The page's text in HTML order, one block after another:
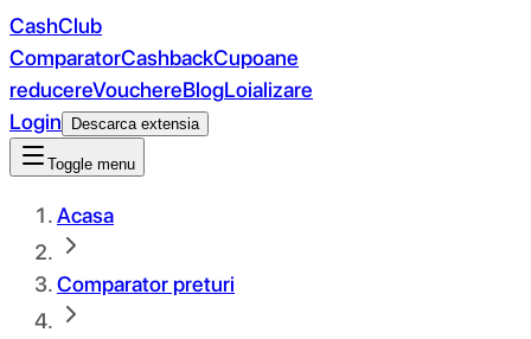
CashClub
ComparatorCashbackCupoane
reducereVouchereBlogLoializare
Login
Descarca extensia
Toggle menu
Acasa
Comparator preturi